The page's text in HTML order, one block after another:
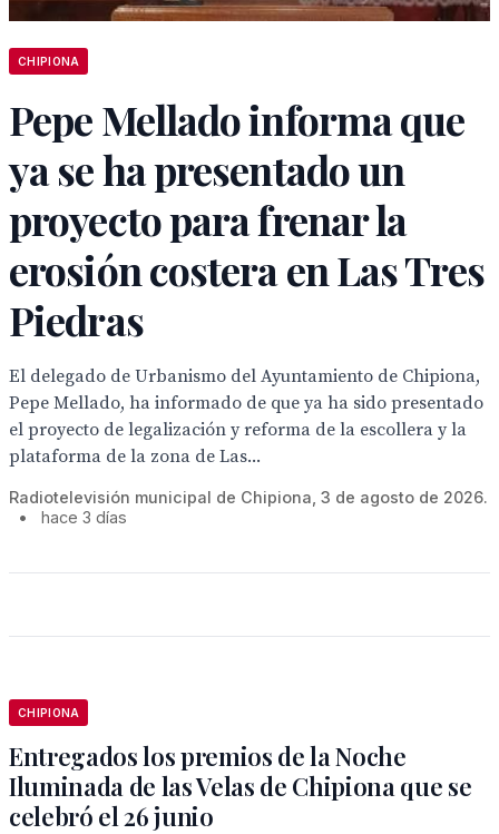
CHIPIONA
Pepe Mellado informa que
ya se ha presentado un
proyecto para frenar la
erosión costera en Las Tres
Piedras
El delegado de Urbanismo del Ayuntamiento de Chipiona,
Pepe Mellado, ha informado de que ya ha sido presentado
el proyecto de legalización y reforma de la escollera y la
plataforma de la zona de Las...
Radiotelevisión municipal de Chipiona, 3 de agosto de 2026.
•
hace 3 días
CHIPIONA
Entregados los premios de la Noche
Iluminada de las Velas de Chipiona que se
celebró el 26 junio